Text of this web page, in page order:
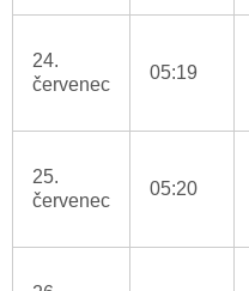
24.
červenec
05:19
25.
červenec
05:20